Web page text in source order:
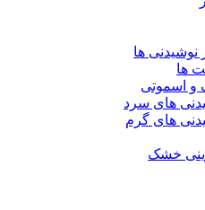
نوشیدنی ها
ها
و اسموتی
های سرد
های گرم
خشک